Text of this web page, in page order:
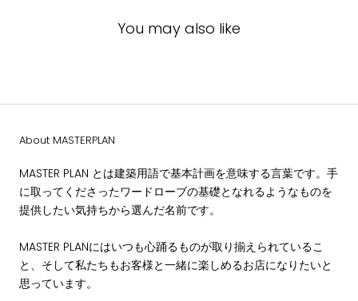
You may also like
About MASTERPLAN
MASTER PLAN とは建築用語で基本計画を意味する言葉です。手
に取ってくださったワードローブの基礎となれるようなものを
提供したい気持ちから選んだ名前です。
MASTER PLANにはいつも心踊るものが取り揃えられているこ
と、そして私たちもお客様と一緒に楽しめるお店になりたいと
思っています。